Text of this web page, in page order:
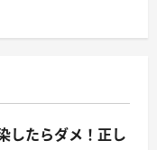
したらダメ！正し